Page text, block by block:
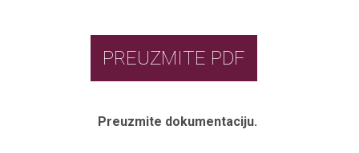
PREUZMITE PDF
Preuzmite dokumentaciju.